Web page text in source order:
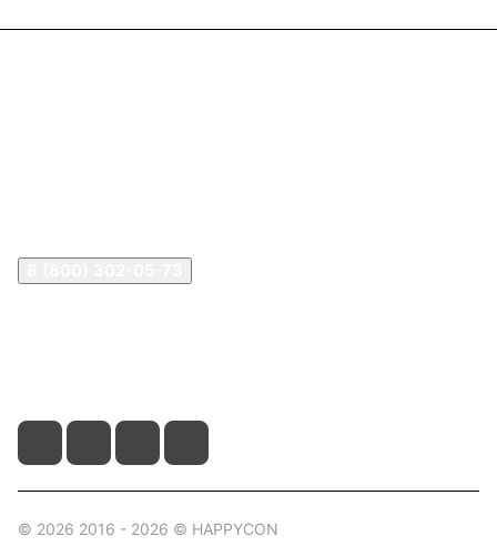
© 2026 2016 - 2026 © HAPPYCON